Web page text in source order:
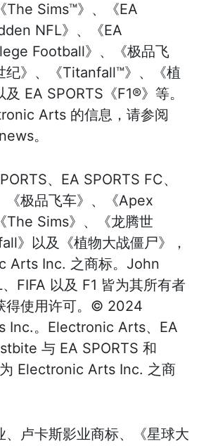
The Sims™》、《EA
NFL》、《EA
Football》、《极品飞
纪》、《Titanfall™》、《植
EA SPORTS《F1®》等。
Arts 的信息，请参阅
。
、EA SPORTS FC、
《极品飞车》、《Apex
The Sims》、《龙腾世
》以及《植物大战僵尸》，
Arts Inc. 之商标。John
FIFA 以及 F1 皆为其所有者
得使用许可。© 2024
Inc.。Electronic Arts、EA
与 EA SPORTS 和
Electronic Arts Inc. 之商
、卢卡斯影业商标、《星球大